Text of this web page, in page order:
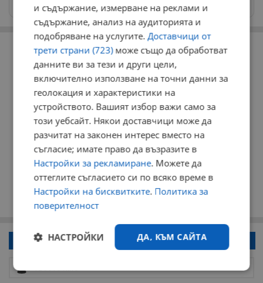
РЕКЛАМА
Напиши коментар!
и съдържание, измерване на реклами и
съдържание, анализ на аудиторията и
подобряване на услугите.Доставчици от
трети страни (723)може също да обработват
данните ви за тези и други цели,
включително използване на точни данни за
геолокация и характеристики на
устройството. Вашият избор важи само за
този уебсайт. Някои доставчици може да
разчитат на законен интерес вместо на
съгласие; имате право да възразите в
Настройки за рекламиране. Можете да
оттеглите съгласието си по всяко време в
Настройки на бисквитките. Политика за
поверителност
ДА, КЪМ САЙТА
НАСТРОЙКИ
Строго
Ефективност